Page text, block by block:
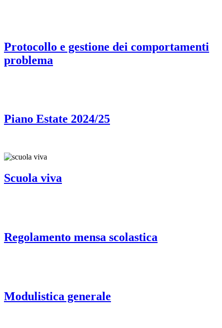
Protocollo e gestione dei comportamenti
problema
Piano Estate 2024/25
Scuola viva
Regolamento mensa scolastica
Modulistica generale